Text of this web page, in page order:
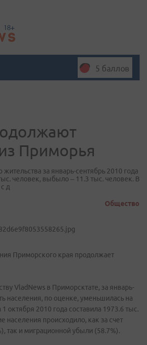
5 баллов
Приморья
жительства за январь-сентябрь 2010 года
человек, выбыло – 11.3 тыс. человек. В
д
Общество
Приморского края продолжает
VladNews в Приморсктате, за январь-
населения, по оценке, уменьшилась на
октября 2010 года составила 1973.6 тыс.
населения происходило, как за счет
так и миграционной убыли (58.7%).